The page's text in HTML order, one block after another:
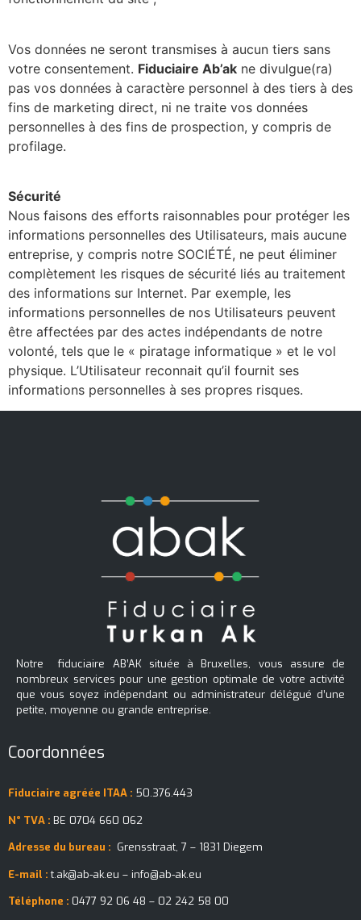
Vos données ne seront transmises à aucun tiers sans
votre consentement. Fiduciaire Ab’ak ne divulgue(ra)
pas vos données à caractère personnel à des tiers à des
fins de marketing direct, ni ne traite vos données
personnelles à des fins de prospection, y compris de
profilage.
Sécurité
Nous faisons des efforts raisonnables pour protéger les
informations personnelles des Utilisateurs, mais aucune
entreprise, y compris notre SOCIÉTÉ, ne peut éliminer
complètement les risques de sécurité liés au traitement
des informations sur Internet. Par exemple, les
informations personnelles de nos Utilisateurs peuvent
être affectées par des actes indépendants de notre
volonté, tels que le « piratage informatique » et le vol
physique. L’Utilisateur reconnait qu’il fournit ses
informations personnelles à ses propres risques.
Notre fiduciaire AB’AK située à Bruxelles, vous assure de
nombreux services pour une gestion optimale de votre activité
que vous soyez indépendant ou administrateur délégué d’une
petite, moyenne ou grande entreprise.
Coordonnées
Fiduciaire agréée ITAA : 50.376.443
N° TVA : BE 0704 660 062
Adresse du bureau : Grensstraat, 7 – 1831 Diegem
E-mail :t.ak@ab-ak.eu – info@ab-ak.eu
Téléphone : 0477 92 06 48 – 02 242 58 00